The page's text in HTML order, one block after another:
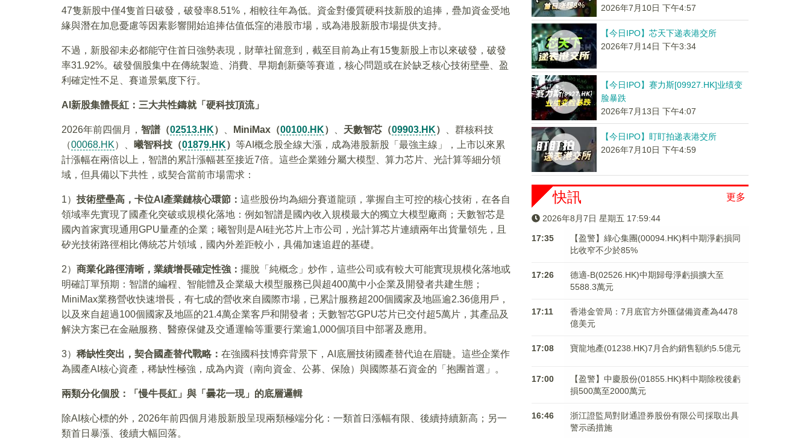
47隻新股中僅4隻首日破發，破發率8.51%，相較往年為低。資金對優質硬科技新股的追捧，疊加資金受地
緣與潛在加息憂慮等因素影響開始追捧估值低窪的港股市場，或為港股新股市場提供支持。
不過，新股卻未必都能守住首日強勢表現，財華社留意到，截至目前為止有15隻新股上市以來破發，破發
率31.92%。破發個股集中在傳統製造、消費、早期創新藥等賽道，核心問題或在於缺乏核心技術壁壘、盈
利確定性不足、賽道景氣度下行。
AI 新股集體長紅：三大共性鑄就「硬科技頂流」
2026年前四個月， 智譜（02513.HK） MiniMax（00100.HK） 天數智芯（09903.HK）
、群核科技
（00068.HK）、 曦智科技（01879.HK） 等AI概念股全線大漲，成為港股新股「最強主線」，上市以來累
計漲幅在兩倍以上，智譜的累計漲幅甚至接近7倍。這些企業雖分屬大模型、算力芯片、光計算等細分領
域，但具備以下共性，或契合當前市場需求：
1） 技術壁壘高，卡位AI產業鏈核心環節： 這些股份均為細分賽道龍頭，掌握自主可控的核心技術，在各自
領域率先實現了國產化突破或規模化落地：例如智譜是國內收入規模最大的獨立大模型廠商；天數智芯是
國內首家實現通用GPU量產的企業；曦智則是AI硅光芯片上市公司，光計算芯片連續兩年出貨量領先，且
矽光技術路徑相比傳統芯片領域，國內外差距較小，具備加速追趕的基礎。
2） 商業化路徑清晰，業績增長確定性強： 擺脫「純概念」炒作，這些公司或有較大可能實現規模化落地或
明確訂單預期：智譜的編程、智能體及企業級大模型服務已與超400萬中小企業及開發者共建生態；
MiniMax業務營收快速增長，有七成的營收來自國際市場，已累計服務超200個國家及地區逾2.36億用戶，
以及來自超過100個國家及地區的21.4萬企業客戶和開發者；天數智芯GPU芯片已交付超5萬片，其產品及
解決方案已在金融服務、醫療保健及交通運輸等重要行業逾1,000個項目中部署及應用。
3） 稀缺性突出，契合國產替代戰略： 在強國科技博弈背景下，AI底層技術國產替代迫在眉睫。這些企業作
為國產AI核心資產，稀缺性極強，成為內資（南向資金、公募、保險）與國際基石資金的「抱團首選」。
兩類分化個股：「慢牛長紅」與「曇花一現」的底層邏輯
除AI核心標的外，2026年前四個月港股新股呈現兩類極端分化：一類首日漲幅有限、後續持續新高；另一
類首日暴漲、後續大幅回落。
2026年7月10日 下午4:57
【今日IPO】芯天下递表港交所
2026年7月14日 下午3:34
【今日IPO】赛力斯[09927.HK]业绩变
脸暴跌
2026年7月13日 下午4:07
【今日IPO】盯盯拍递表港交所
2026年7月10日 下午4:59
更多
快訊
2026年8月7日 星期五 17:59:45
17:35
【盈警】綠心集團(00094.HK)料中期淨虧損同
比收窄不少於85%
17:26
德適-B(02526.HK)中期歸母淨虧損擴大至
5588.3萬元
17:11
香港金管局：7月底官方外匯儲備資產為4478
億美元
17:08 寶龍地產(01238.HK)7月合約銷售額約5.5億元
17:00
【盈警】中慶股份(01855.HK)料中期除稅後虧
損500萬至2000萬元
16:46
浙江證監局對財通證券股份有限公司採取出具
警示函措施